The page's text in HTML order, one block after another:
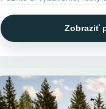
Zobraziť